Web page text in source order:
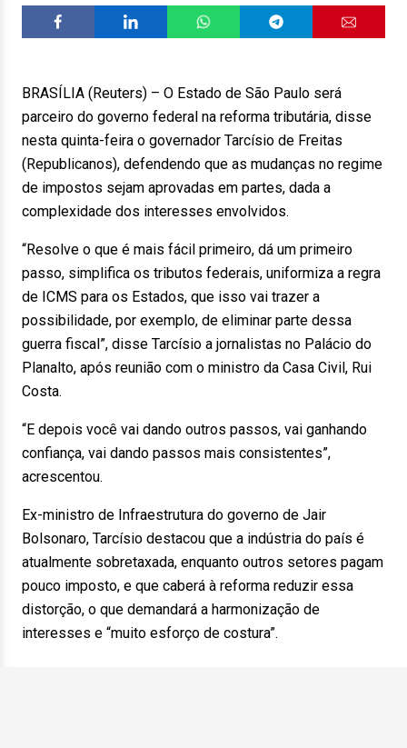
BRASÍLIA (Reuters) – O Estado de São Paulo será
parceiro do governo federal na reforma tributária, disse
nesta quinta-feira o governador Tarcísio de Freitas
(Republicanos), defendendo que as mudanças no regime
de impostos sejam aprovadas em partes, dada a
complexidade dos interesses envolvidos.
“Resolve o que é mais fácil primeiro, dá um primeiro
passo, simplifica os tributos federais, uniformiza a regra
de ICMS para os Estados, que isso vai trazer a
possibilidade, por exemplo, de eliminar parte dessa
guerra fiscal”, disse Tarcísio a jornalistas no Palácio do
Planalto, após reunião com o ministro da Casa Civil, Rui
Costa.
“E depois você vai dando outros passos, vai ganhando
confiança, vai dando passos mais consistentes”,
acrescentou.
Ex-ministro de Infraestrutura do governo de Jair
Bolsonaro, Tarcísio destacou que a indústria do país é
atualmente sobretaxada, enquanto outros setores pagam
pouco imposto, e que caberá à reforma reduzir essa
distorção, o que demandará a harmonização de
interesses e “muito esforço de costura”.